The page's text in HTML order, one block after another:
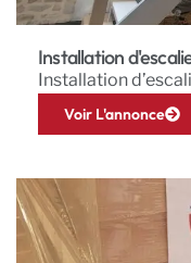
Installation
Installation
Voir L'annonce